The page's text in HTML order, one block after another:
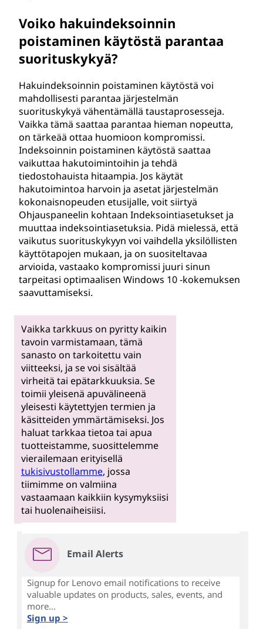
Voiko hakuindeksoinnin
poistaminen käytöstä parantaa
suorituskykyä?
Hakuindeksoinnin poistaminen käytöstä voi
mahdollisesti parantaa järjestelmän
suorituskykyä vähentämällä taustaprosesseja.
Vaikka tämä saattaa parantaa hieman nopeutta,
on tärkeää ottaa huomioon kompromissi.
Indeksoinnin poistaminen käytöstä saattaa
vaikuttaa hakutoimintoihin ja tehdä
tiedostohauista hitaampia. Jos käytät
hakutoimintoa harvoin ja asetat järjestelmän
kokonaisnopeuden etusijalle, voit siirtyä
Ohjauspaneelin kohtaan Indeksointiasetukset ja
muuttaa indeksointiasetuksia. Pidä mielessä, että
vaikutus suorituskykyyn voi vaihdella yksilöllisten
käyttötapojen mukaan, ja on suositeltavaa
arvioida, vastaako kompromissi juuri sinun
tarpeitasi optimaalisen Windows 10 -kokemuksen
saavuttamiseksi.
Vaikka tarkkuus on pyritty kaikin
tavoin varmistamaan, tämä
sanasto on tarkoitettu vain
viitteeksi, ja se voi sisältää
virheitä tai epätarkkuuksia. Se
toimii yleisenä apuvälineenä
yleisesti käytettyjen termien ja
käsitteiden ymmärtämiseksi. Jos
haluat tarkkaa tietoa tai apua
tuotteistamme, suosittelemme
vierailemaan erityisellä
tukisivustollamme, jossa
tiimimme on valmiina
vastaamaan kaikkiin kysymyksiisi
tai huolenaiheisiisi.
Email Alerts
Signup for Lenovo email notifications to receive
valuable updates on products, sales, events, and
more...
Sign up >